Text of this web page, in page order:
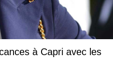
à Capri avec les